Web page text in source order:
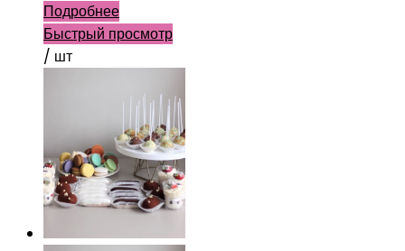
Подробнее
Быстрый просмотр
/ шт